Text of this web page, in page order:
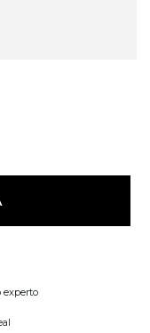
experto